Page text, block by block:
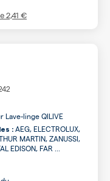
2,41 €
Lave-linge QILIVE
: AEG, ELECTROLUX,
MARTIN, ZANUSSI,
EDISON, FAR ...